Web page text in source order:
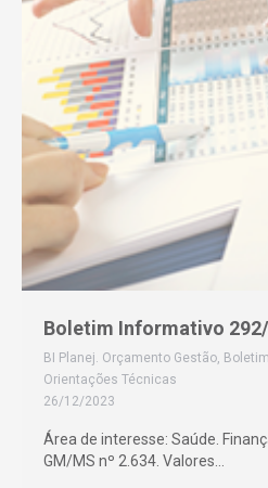
Boletim Informativo
BI Planej. Orçamento Gestão,
Orientações Técnicas
26/12/2023
Área de interesse: Saúde.
GM/MS nº 2.634. Valores…